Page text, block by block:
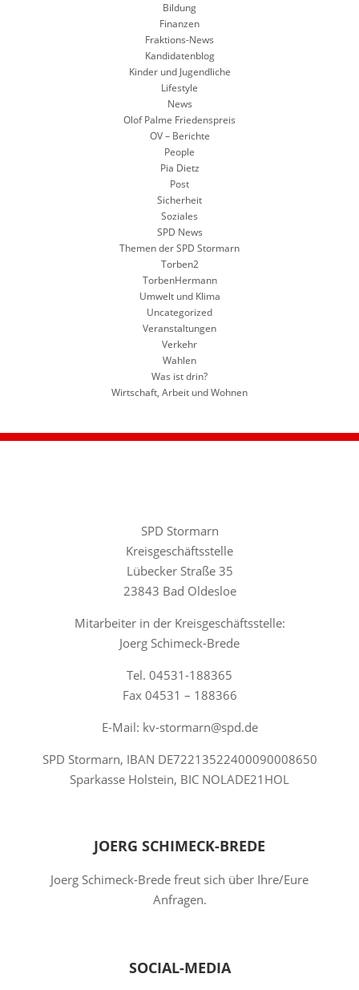
Bildung
Finanzen
Fraktions-News
Kandidatenblog
Kinder und Jugendliche
Lifestyle
News
Olof Palme Friedenspreis
OV – Berichte
People
Pia Dietz
Post
Sicherheit
Soziales
SPD News
Themen der SPD Stormarn
Torben2
TorbenHermann
Umwelt und Klima
Uncategorized
Veranstaltungen
Verkehr
Wahlen
Was ist drin?
Wirtschaft, Arbeit und Wohnen
SPD Stormarn
Kreisgeschäftsstelle
Lübecker Straße 35
23843 Bad Oldesloe
Mitarbeiter in der Kreisgeschäftsstelle:
Joerg Schimeck-Brede
Tel. 04531-188365
Fax 04531 – 188366
E-Mail: kv-stormarn@spd.de
SPD Stormarn, IBAN DE72213522400090008650
Sparkasse Holstein, BIC NOLADE21HOL
JOERG SCHIMECK-BREDE
Joerg Schimeck-Brede freut sich über Ihre/Eure
Anfragen.
SOCIAL-MEDIA